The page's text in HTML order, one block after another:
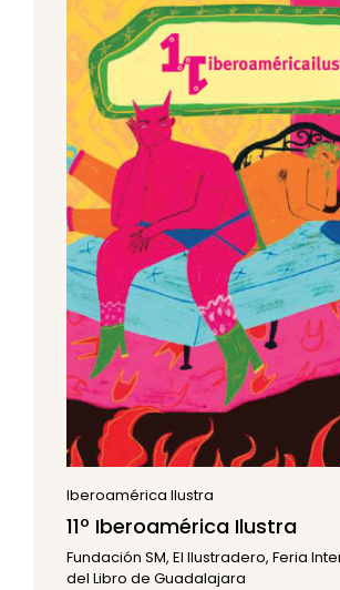
Iberoamérica Ilustra
11º Iberoamérica Ilustra
Fundación SM, El Ilustradero, Feria
del Libro de Guadalajara